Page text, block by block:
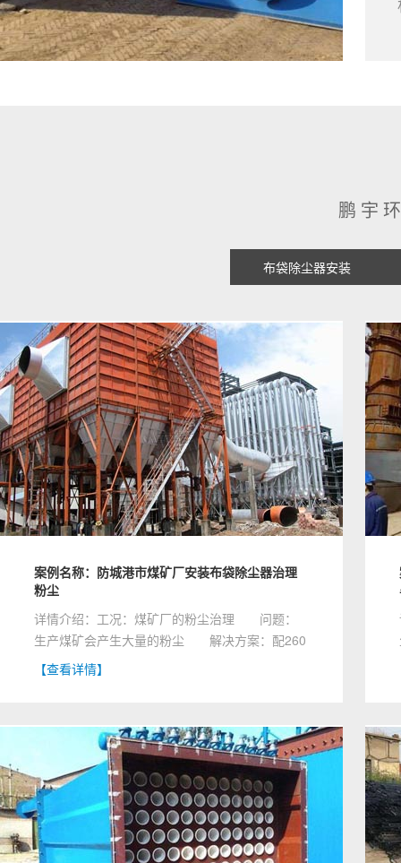
鹏宇
布袋除尘器安装
案例名称：防城港市煤矿厂安装布袋除尘器治理
粉尘
详情介绍：工况：煤矿厂的粉尘治理 问题：
生产煤矿会产生大量的粉尘 解决方案：配260
袋，5.5KW，500......
【查看详情】